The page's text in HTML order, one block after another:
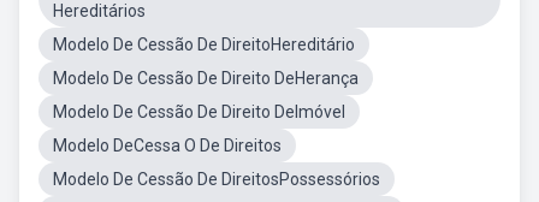
Hereditários
Modelo De Cessão De DireitoHereditário
Modelo De Cessão De Direito DeHerança
Modelo De Cessão De Direito DeImóvel
Modelo DeCessa O De Direitos
Modelo De Cessão De DireitosPossessórios